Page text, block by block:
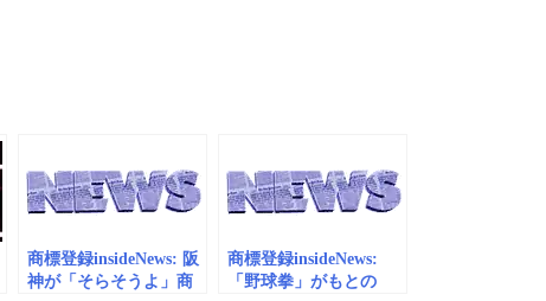
商標登録insideNews: 阪
神が「そらそうよ」商
商標登録insideNews:
「野球拳」がもとの